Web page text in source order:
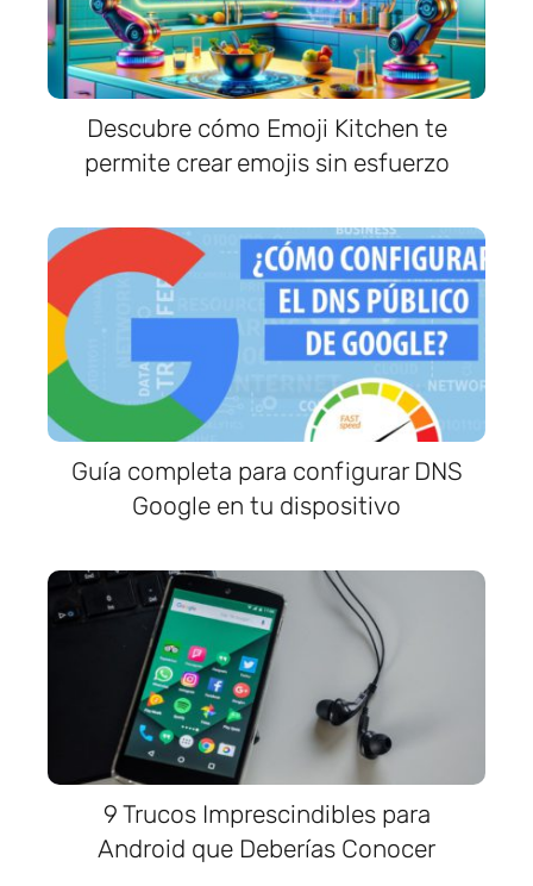
Descubre cómo Emoji Kitchen te
permite crear emojis sin esfuerzo
Guía completa para configurar DNS
Google en tu dispositivo
9 Trucos Imprescindibles para
Android que Deberías Conocer